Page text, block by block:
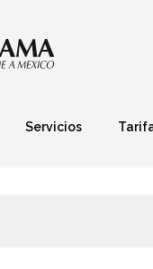
Servicios